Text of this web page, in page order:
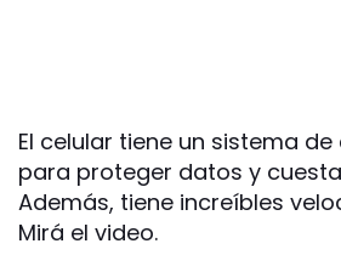
El celular tiene un sistema
para proteger datos y cuesta
Además, tiene increíbles
Mirá el video.